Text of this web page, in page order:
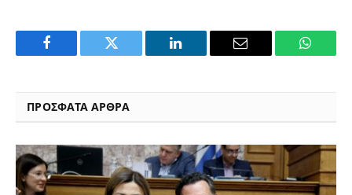
Facebook Twitter LinkedIn Email
ΠΡΟΣΦΑΤΑ ΑΡΘΡΑ